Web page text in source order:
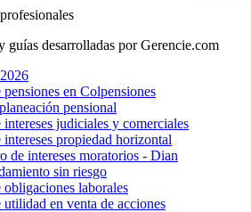
guías desarrolladas por Gerencie.com
en Colpensiones
pensional
judiciales y comerciales
propiedad horizontal
de intereses moratorios - Dian
sin riesgo
laborales
en venta de acciones